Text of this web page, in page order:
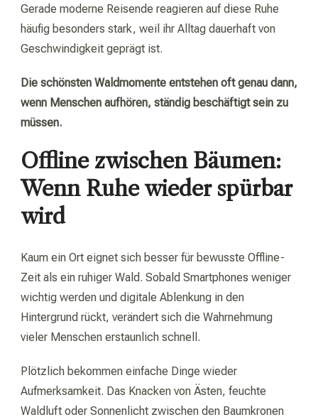
Gerade moderne Reisende reagieren auf diese Ruhe
häufig besonders stark, weil ihr Alltag dauerhaft von
Geschwindigkeit geprägt ist.
Die schönsten Waldmomente entstehen oft genau dann,
wenn Menschen aufhören, ständig beschäftigt sein zu
müssen.
Offline zwischen Bäumen:
Wenn Ruhe wieder spürbar
wird
Kaum ein Ort eignet sich besser für bewusste Offline-
Zeit als ein ruhiger Wald. Sobald Smartphones weniger
wichtig werden und digitale Ablenkung in den
Hintergrund rückt, verändert sich die Wahrnehmung
vieler Menschen erstaunlich schnell.
Plötzlich bekommen einfache Dinge wieder
Aufmerksamkeit. Das Knacken von Ästen, feuchte
Waldluft oder Sonnenlicht zwischen den Baumkronen